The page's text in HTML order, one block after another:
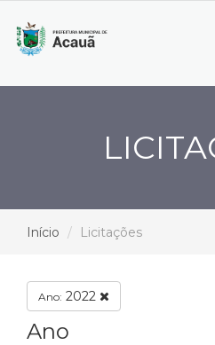
Início Licitações
Ano: 2022
Ano